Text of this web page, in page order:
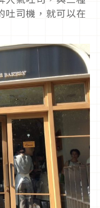
吐司機，就可以在